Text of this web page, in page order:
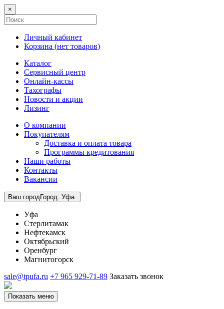
×
Личный кабинет
Корзина (нет товаров)
Каталог
Сервисный центр
Онлайн-кассы
Тахографы
Новости и акции
Лизинг
О компании
Покупателям
Доставка и оплата товара
Программы кредитования
Наши работы
Контакты
Вакансии
Ваш городГород: Уфа
Уфа
Стерлитамак
Нефтекамск
Октябрьский
Оренбург
Магнитогорск
sale@tpufa.ru +7 965 929-71-89 Заказать звонок
Показать меню